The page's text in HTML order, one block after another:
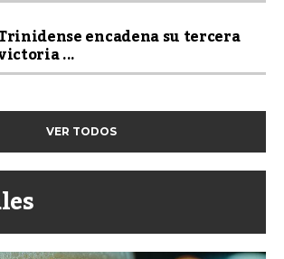
encadena su tercera
...
VER TODOS